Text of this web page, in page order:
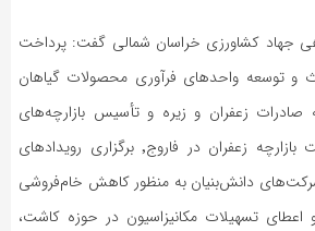
جهاد کشاورزی خراسان شمالی گفت: پرداخت
و توسعه واحدهای فرآوری محصولات گیاهان
توسعه صادرات زعفران و زیره و تأسیس بازارچه‌های
تخصصی، از جمله فعالیت بازارچه زعفران در فاروج٬ برگزاری رویدادهای
دانش‌بنیان به منظور کاهش خام‌فروشی
تسهیلات مکانیزاسیون در حوزه کاشت،